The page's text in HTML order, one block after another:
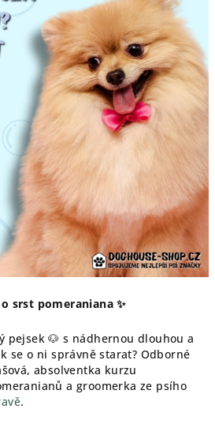
srst pomeraniana ✨
pejsek 🐶 s nádhernou dlouhou a
se o ni správně starat? Odborné
absolventka kurzu
a groomerka ze psího
.